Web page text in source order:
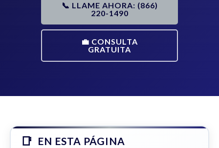
📞 LLAME AHORA: (866)
220-1490
💼 CONSULTA
GRATUITA
EN ESTA PÁGINA